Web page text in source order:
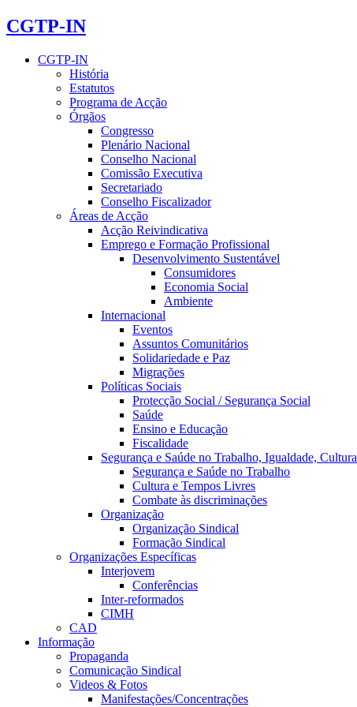
CGTP-IN
CGTP-IN
História
Estatutos
Programa de Acção
Órgãos
Congresso
Plenário Nacional
Conselho Nacional
Comissão Executiva
Secretariado
Conselho Fiscalizador
Áreas de Acção
Acção Reivindicativa
Emprego e Formação Profissional
Desenvolvimento Sustentável
Consumidores
Economia Social
Ambiente
Internacional
Eventos
Assuntos Comunitários
Solidariedade e Paz
Migrações
Políticas Sociais
Protecção Social / Segurança Social
Saúde
Ensino e Educação
Fiscalidade
Segurança e Saúde no Trabalho, Igualdade, Cultura
Segurança e Saúde no Trabalho
Cultura e Tempos Livres
Combate às discriminações
Organização
Organização Sindical
Formação Sindical
Organizações Específicas
Interjovem
Conferências
Inter-reformados
CIMH
CAD
Informação
Propaganda
Comunicação Sindical
Videos & Fotos
Manifestações/Concentrações